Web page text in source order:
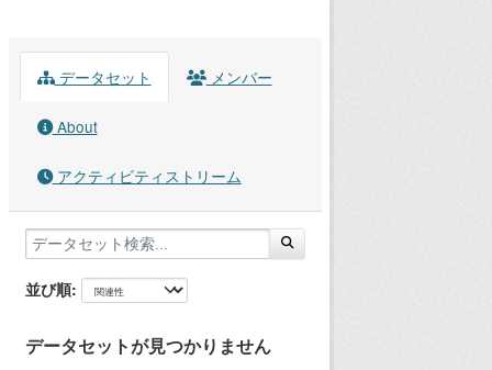
データセット メンバー
About
アクティビティストリーム
並び順
データセットが見つかりません